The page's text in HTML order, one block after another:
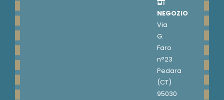
NEGOZIO
Via
G.
Faro
n°23
Pedara
(CT)
95030